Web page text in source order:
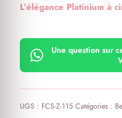
L’élégance Platinium à
Une question sur
UGS : FCS-Z-115 Catégories :